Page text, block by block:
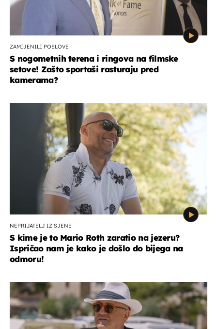
ZAMIJENILI POSLOVE
S nogometnih terena i ringova na filmske
setove! Zašto sportaši rasturaju pred
kamerama?
NEPRIJATELJ IZ SJENE
S kime je to Mario Roth zaratio na jezeru?
Ispričao nam je kako je došlo do bijega na
odmoru!